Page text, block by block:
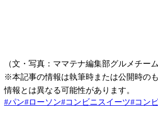
（文・写真：ママテナ編集部グルメチーム
※本記事の情報は執筆時または公開時の
情報とは異なる可能性があります。
#パン#ローソン#コンビニスイーツ#コン